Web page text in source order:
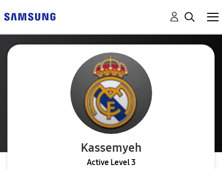
Kassemyeh
Active Level 3